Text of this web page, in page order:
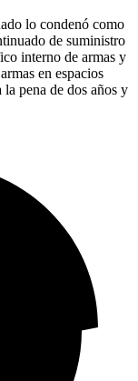
lo condenó como
de suministro
interno de armas y
en espacios
pena de dos años y